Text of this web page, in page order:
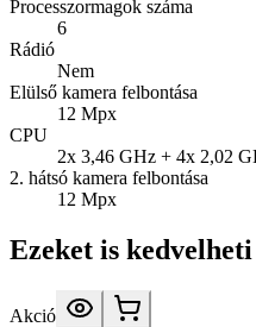
Processzormagok száma
6
Rádió
Nem
Elülső kamera felbontása
12 Mpx
CPU
2x 3,46 GHz + 4x 2,02
2. hátsó kamera felbontása
12 Mpx
Ezeket is kedvelheti
Akció